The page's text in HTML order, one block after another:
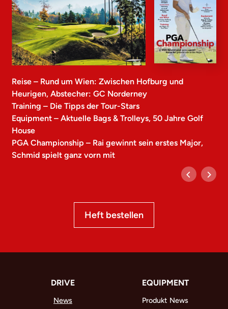
Reise – Rund um Wien: Zwischen Hofburg und
Heurigen, Abstecher: GC Norderney
Training – Die Tipps der Tour-Stars
Equipment – Aktuelle Bags & Trolleys, 50 Jahre Golf
House
PGA Championship – Rai gewinnt sein erstes Major,
Schmid spielt ganz vorn mit
Heft bestellen
DRIVE
News
EQUIPMENT
Produkt News